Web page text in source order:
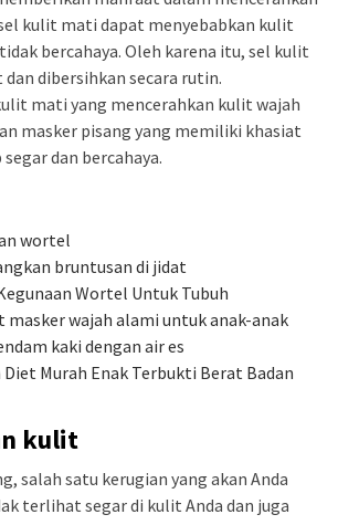
kulit mati dapat menyebabkan kulit
bercahaya. Oleh karena itu, sel kulit
dibersihkan secara rutin.
mati yang mencerahkan kulit wajah
masker pisang yang memiliki khasiat
dan bercahaya.
wortel
bruntusan di jidat
Wortel Untuk Tubuh
masker wajah alami untuk anak-anak
kaki dengan air es
Diet Murah Enak Terbukti Berat Badan
kulit
salah satu kerugian yang akan Anda
terlihat segar di kulit Anda dan juga